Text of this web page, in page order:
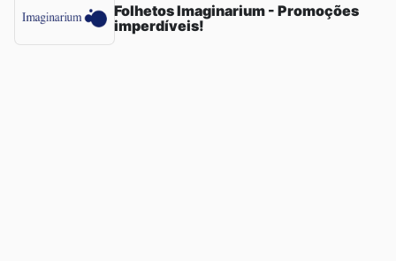
Folhetos Imaginarium - Promoções
imperdíveis!